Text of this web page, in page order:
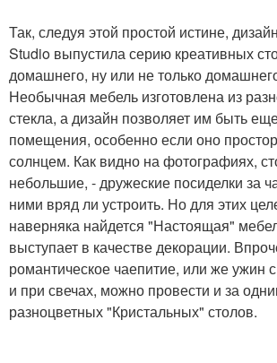
Так, следуя этой простой истине,
Studio выпустила серию креативных
домашнего, ну или не только
Необычная мебель изготовлена из
стекла, а дизайн позволяет им быть
помещения, особенно если оно
солнцем. Как видно на фотографиях,
небольшие, - дружеские посиделки за
ними вряд ли устроить. Но для этих
наверняка найдется "Настоящая"
выступает в качестве декорации.
романтическое чаепитие, или же ужин
и при свечах, можно провести и за
разноцветных "Кристальных" столов.